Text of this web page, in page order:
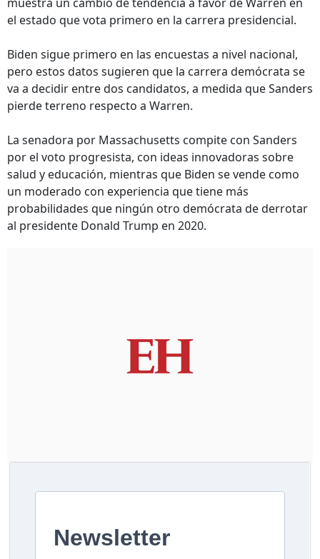
el estado que vota primero en la carrera presidencial.
Biden sigue primero en las encuestas a nivel nacional,
pero estos datos sugieren que la carrera demócrata se
va a decidir entre dos candidatos, a medida que Sanders
pierde terreno respecto a Warren.
La senadora por Massachusetts compite con Sanders
por el voto progresista, con ideas innovadoras sobre
salud y educación, mientras que Biden se vende como
un moderado con experiencia que tiene más
probabilidades que ningún otro demócrata de derrotar
al presidente Donald Trump en 2020.